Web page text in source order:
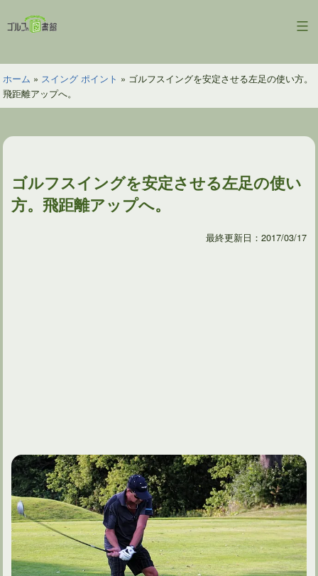
ン
ツ
へ
ス
ッ
ゴ
フ
の
図
ホーム » スイング ポイント » ゴルフスイングを安定させる左足の使い方。
飛距離アップへ。
ゴルフスイングを安定させる左足の使い
方。飛距離アップへ。
最終更新日：2017/03/17